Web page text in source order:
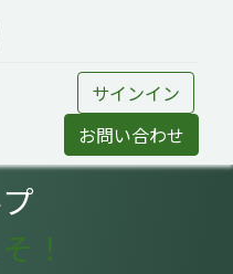
サインイン
お問い合わせ
！